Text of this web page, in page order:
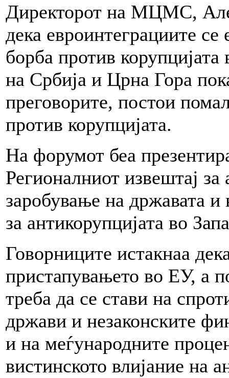
Директорот на МЦМС,
дека евроинтеграциите се
борба против
на Србија и Црна Гора
преговорите, постои
против корупцијата.
На форумот беа
Регионалниот извештај
заробување на државата
за антикорупцијата во
Говорниците истакнаа
пристапувањето во ЕУ, а
треба да се стави на
држави и незаконските
и на меѓународните
вистинското влијание на